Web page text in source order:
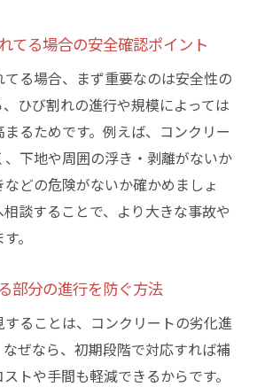
ンクリート放置のリスクと対策
検討する際の判断基準とは
トが割れてる状態の危険度判別
なコンクリート割れてる箇所の
ンクリート補修時のチェックポ
所が補修対象となる目安とは
ト割れてる部分の補修判断のコ
てる場合の安全確認ポイント
る場合、まず重要なのは安全性の
ひび割れの進行や規模によっては
るためです。例えば、コンクリー
、下地や周囲の浮き・剥離がないか
どの危険がないか確かめましょ
談することで、より大きな事故や
。
部分の進行を防ぐ方法
ることは、コンクリートの劣化進
ぜなら、初期段階で対応すれば補
トや手間も軽減できるからです。